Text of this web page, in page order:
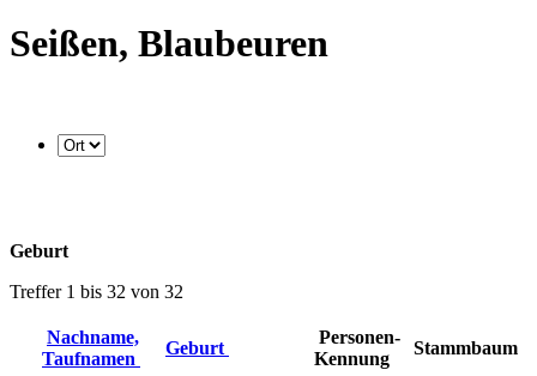
Seißen, Blaubeuren
Geburt
Treffer 1 bis 32 von 32
Nachname,
Taufnamen
Geburt
Personen-
Kennung
Stammbaum